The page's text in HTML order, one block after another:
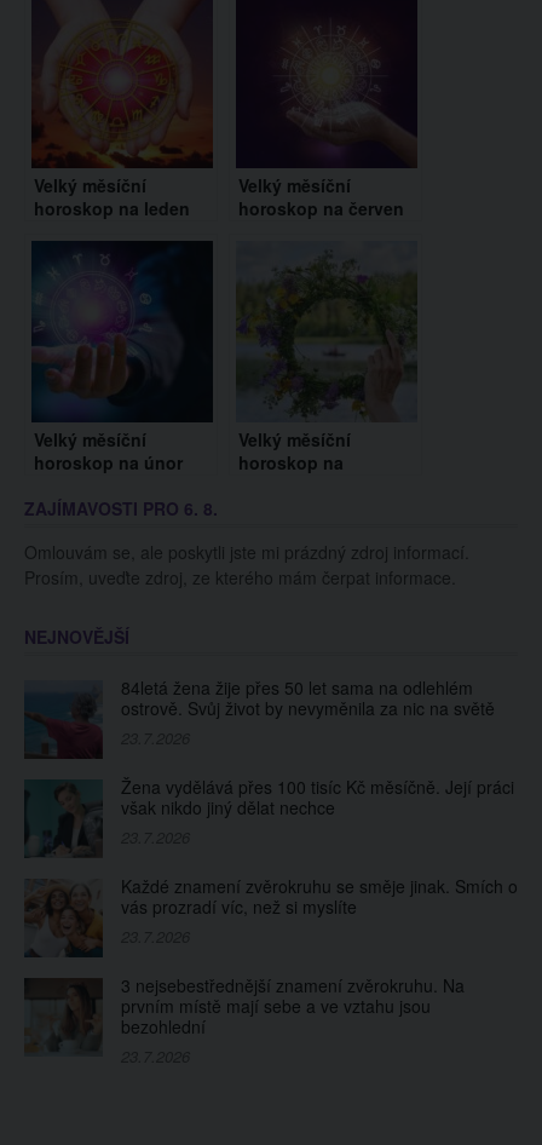
Velký měsíční
horoskop na leden
znamení zvěrokruhu
Velký měsíční
horoskop na červen
Velký měsíční
horoskop na únor
znamení zvěrokruhu
Velký měsíční
horoskop na
ZAJÍMAVOSTI PRO 6. 8.
Omlouvám se, ale poskytli jste mi prázdný zdroj informací.
Prosím, uveďte zdroj, ze kterého mám čerpat informace.
NEJNOVĚJŠÍ
84letá žena žije přes 50 let sama na odlehlém
ostrově. Svůj život by nevyměnila za nic na světě
Žena vydělává přes 100 tisíc Kč měsíčně. Její práci
však nikdo jiný dělat nechce
Každé znamení zvěrokruhu se směje jinak. Smích o
vás prozradí víc, než si myslíte
3 nejsebestřednější znamení zvěrokruhu. Na
prvním místě mají sebe a ve vztahu jsou
bezohlední